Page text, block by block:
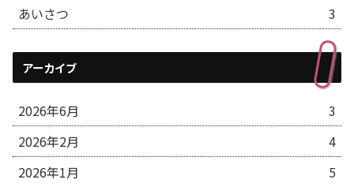
あいさつ
3
アーカイブ
2026年6月
3
2026年2月
4
2026年1月
5